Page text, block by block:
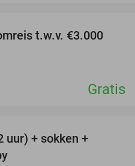
t.w.v. €3.000
Gratis
uur) + sokken +